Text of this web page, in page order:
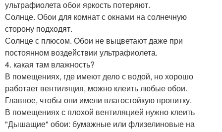
ультрафиолета обои яркость потеряют.
Солнце. Обои для комнат с окнами на солнечную
сторону подходят.
Солнце с плюсом. Обои не выцветают даже при
постоянном воздействии ультрафиолета.
4. какая там влажность?
В помещениях, где имеют дело с водой, но хорошо
работает вентиляция, можно клеить любые обои.
Главное, чтобы они имели влагостойкую пропитку.
В помещениях с плохой вентиляцией нужно клеить
"Дышащие" обои: бумажные или флизелиновые на